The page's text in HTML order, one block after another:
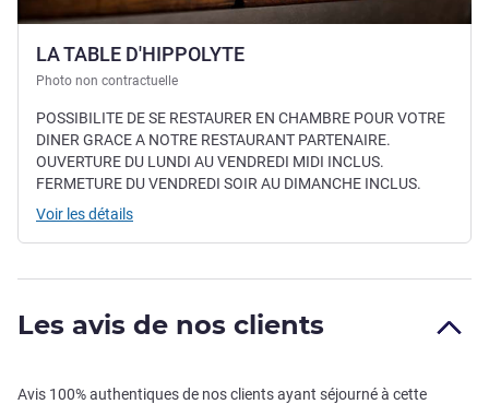
LA TABLE D'HIPPOLYTE
Photo non contractuelle
POSSIBILITE DE SE RESTAURER EN CHAMBRE POUR VOTRE
DINER GRACE A NOTRE RESTAURANT PARTENAIRE.
OUVERTURE DU LUNDI AU VENDREDI MIDI INCLUS.
FERMETURE DU VENDREDI SOIR AU DIMANCHE INCLUS.
Voir les détails
Les avis de nos clients
Avis 100% authentiques de nos clients ayant séjourné à cette